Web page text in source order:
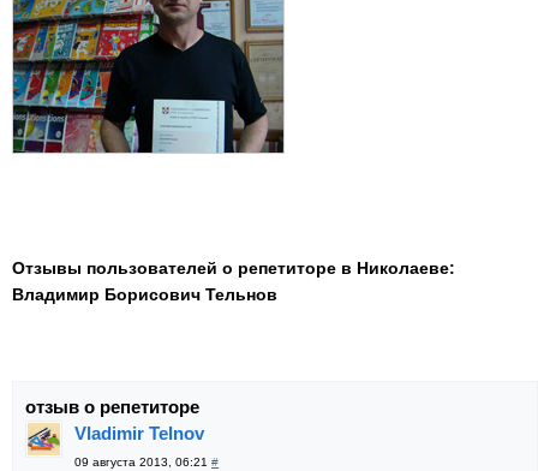
Отзывы пользователей о репетиторе в Николаеве:
Владимир Борисович Тельнов
отзыв о репетиторе
Vladimir Telnov
09 августа 2013, 06:21 #